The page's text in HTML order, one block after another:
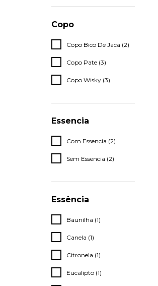
Copo
Copo Bico De Jaca (2)
Copo Pate (3)
Copo Wisky (3)
Essencia
Com Essencia (2)
Sem Essencia (2)
Essência
Baunilha (1)
Canela (1)
Citronela (1)
Eucalipto (1)